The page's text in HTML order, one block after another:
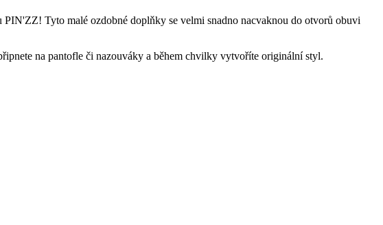
Tyto malé ozdobné doplňky se velmi snadno nacvaknou do otvorů obuvi
na pantofle či nazouváky a během chvilky vytvoříte originální styl.